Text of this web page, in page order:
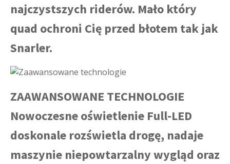
najczystszych riderów. Mało który
quad ochroni Cię przed błotem tak jak
Snarler.
ZAAWANSOWANE TECHNOLOGIE
Nowoczesne oświetlenie Full-LED
doskonale rozświetla drogę, nadaje
maszynie niepowtarzalny wygląd oraz